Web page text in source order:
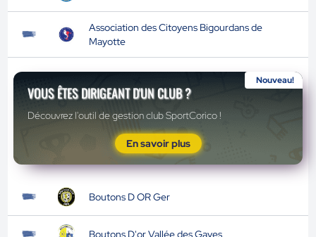
Association des Citoyens Bigourdans de
Mayotte
Nouveau!
VOUS ÊTES DIRIGEANT D'UN CLUB ?
Découvrez l'outil de gestion club SportCorico !
En savoir plus
Boutons D OR Ger
Boutons D'or Vallée des Gaves